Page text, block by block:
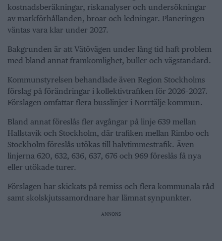
kostnadsberäkningar, riskanalyser och undersökningar
av markförhållanden, broar och ledningar. Planeringen
väntas vara klar under 2027.
Bakgrunden är att Vätövägen under lång tid haft problem
med bland annat framkomlighet, buller och vägstandard.
Kommunstyrelsen behandlade även Region Stockholms
förslag på förändringar i kollektivtrafiken för 2026–2027.
Förslagen omfattar flera busslinjer i Norrtälje kommun.
Bland annat föreslås fler avgångar på linje 639 mellan
Hallstavik och Stockholm, där trafiken mellan Rimbo och
Stockholm föreslås utökas till halvtimmestrafik. Även
linjerna 620, 632, 636, 637, 676 och 969 föreslås få nya
eller utökade turer.
Förslagen har skickats på remiss och flera kommunala råd
samt skolskjutssamordnare har lämnat synpunkter.
ANNONS